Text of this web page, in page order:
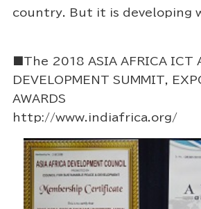
country. But it is developing
■The 2018 ASIA AFRICA ICT
DEVELOPMENT SUMMIT,
AWARDS
http://www.indiafrica.org/